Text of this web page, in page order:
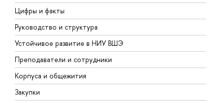
Цифры и факты
Руководство и структура
Устойчивое развитие в НИУ ВШЭ
Преподаватели и сотрудники
Корпуса и общежития
Закупки